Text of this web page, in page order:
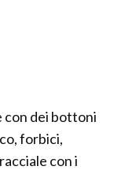
con dei bottoni
forbici,
con i